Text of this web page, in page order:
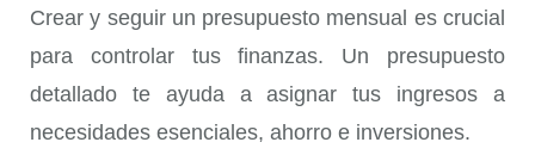
Crear y seguir un presupuesto mensual es crucial
para controlar tus finanzas. Un presupuesto
detallado te ayuda a asignar tus ingresos a
necesidades esenciales, ahorro e inversiones.